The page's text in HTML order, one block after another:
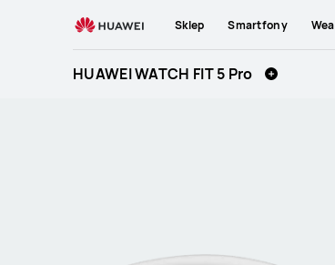
Sklep Smartfony
HUAWEI WATCH FIT 5 Pro